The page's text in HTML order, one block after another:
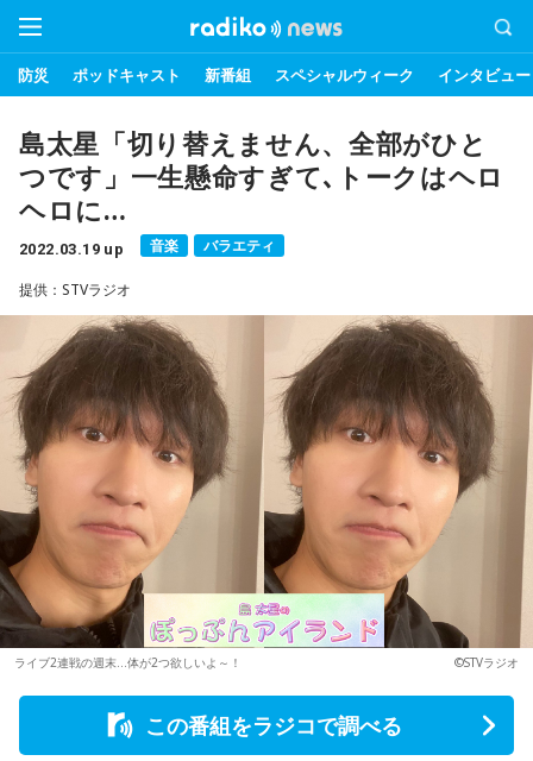
防災 ポッドキャスト 新番組 スペシャルウィーク インタビュー
島太星「切り替えません、全部がひと
つです」一生懸命すぎて､トークはヘロ
ヘロに…
2022.03.19 up 音楽 バラエティ
提供：STVラジオ
ライブ2連戦の週末…体が2つ欲しいよ～！ ©STVラジオ
この番組をラジコで調べる